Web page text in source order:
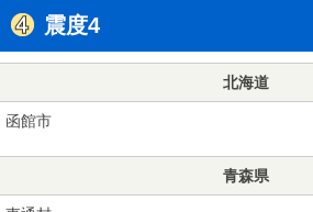
震度4
北海道
函館市
青森県